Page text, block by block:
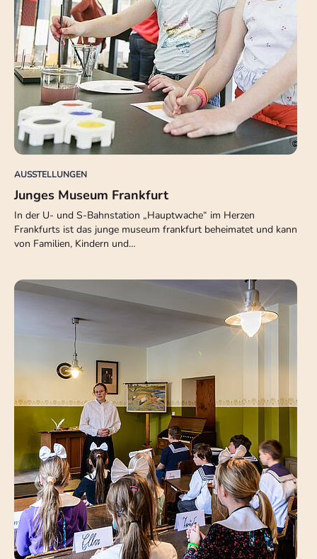
AUSSTELLUNGEN
Junges Museum Frankfurt
In der U- und S-Bahnstation „Hauptwache“ im Herzen
Frankfurts ist das junge museum frankfurt beheimatet und kann
von Familien, Kindern und…